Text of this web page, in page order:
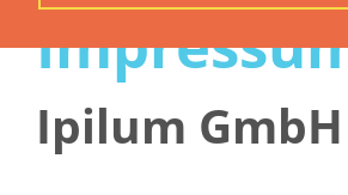
Ipilum GmbH